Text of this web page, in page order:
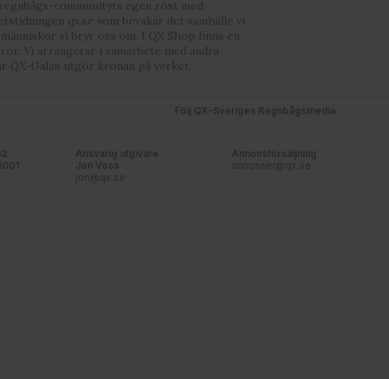
communityts egen röst med
qx.se som bevakar det samhälle vi
vi bryr oss om. I QX Shop finns en
Vi arrangerar i samarbete med andra
QX-Galan utgör kronan på verket.
Följ QX-Sveriges Regnbågsmedia
Ansvarig utgivare
Jon Voss
jon@qx.se
Annonsförsäljning
annonser@qx.se